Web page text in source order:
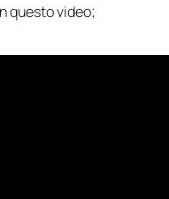
questo video;